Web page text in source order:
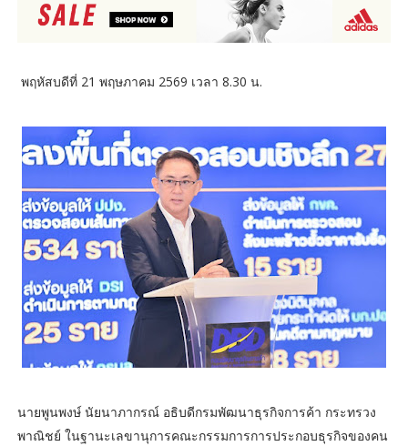
พฤหัสบดีที่ 21 พฤษภาคม 2569 เวลา 8.30 น.
นายพูนพงษ์ นัยนาภากรณ์ อธิบดีกรมพัฒนาธุรกิจการค้า กระทรวง
พาณิชย์ ในฐานะเลขานุการคณะกรรมการการประกอบธุรกิจของคน